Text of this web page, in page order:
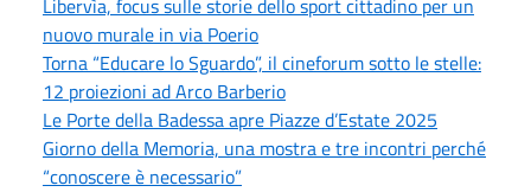
nuovo murale in via Poerio
Torna “Educare lo Sguardo”, il cineforum sotto le stelle:
12 proiezioni ad Arco Barberio
Le Porte della Badessa apre Piazze d’Estate 2025
Giorno della Memoria, una mostra e tre incontri perché
“conoscere è necessario”